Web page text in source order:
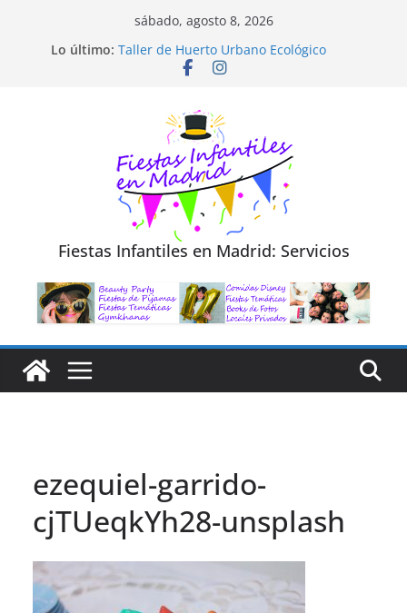
sábado, agosto 8, 2026
Lo último: Taller de Huerto Urbano Ecológico
TALLER FOTOGRAFÍA LA NATURALEZA
Trivial Virtual para niños
Fiestas Infantiles en Madrid: Servicios
ezequiel-garrido-
cjTUeqkYh28-unsplash